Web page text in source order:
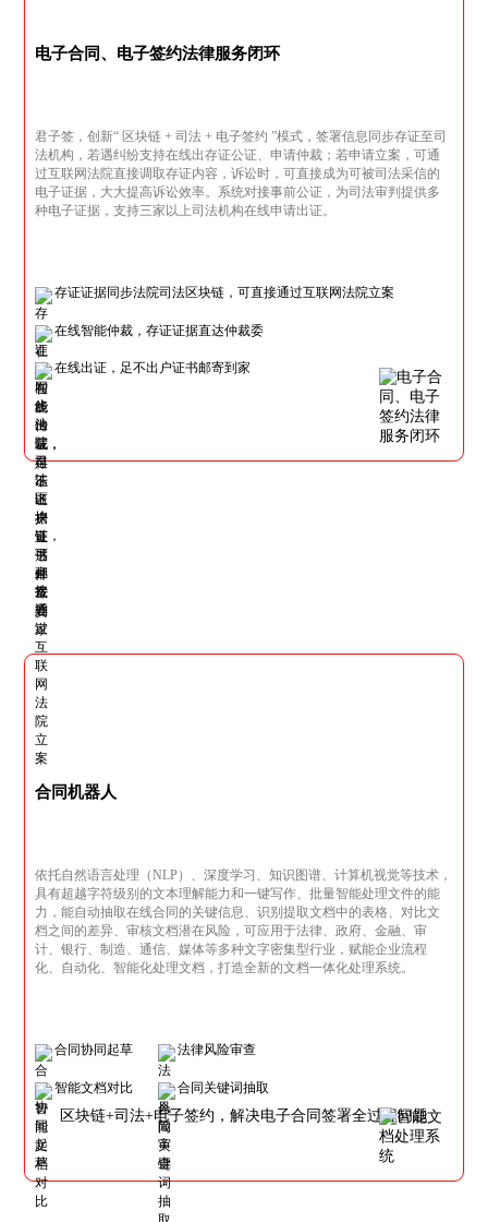
电子合同、电子签约法律服务闭环
君子签，创新“ 区块链 + 司法 + 电子签约 ”模式，签署信息同步存证至司
法机构，若遇纠纷支持在线出存证公证、申请仲裁；若申请立案，可通
过互联网法院直接调取存证内容，诉讼时，可直接成为可被司法采信的
电子证据，大大提高诉讼效率。系统对接事前公证，为司法审判提供多
种电子证据，支持三家以上司法机构在线申请出证。
存证证据同步法院司法区块链，可直接通过互联网法院立案
在线智能仲裁，存证证据直达仲裁委
在线出证，足不出户证书邮寄到家
合同机器人
依托自然语言处理（NLP）、深度学习、知识图谱、计算机视觉等技术，
具有超越字符级别的文本理解能力和一键写作、批量智能处理文件的能
力，能自动抽取在线合同的关键信息、识别提取文档中的表格、对比文
档之间的差异、审核文档潜在风险，可应用于法律、政府、金融、审
计、银行、制造、通信、媒体等多种文字密集型行业，赋能企业流程
化、自动化、智能化处理文档，打造全新的文档一体化处理系统。
合同协同起草 法律风险审查
智能文档对比 合同关键词抽取
区块链+司法+电子签约，解决电子合同签署全过程问题